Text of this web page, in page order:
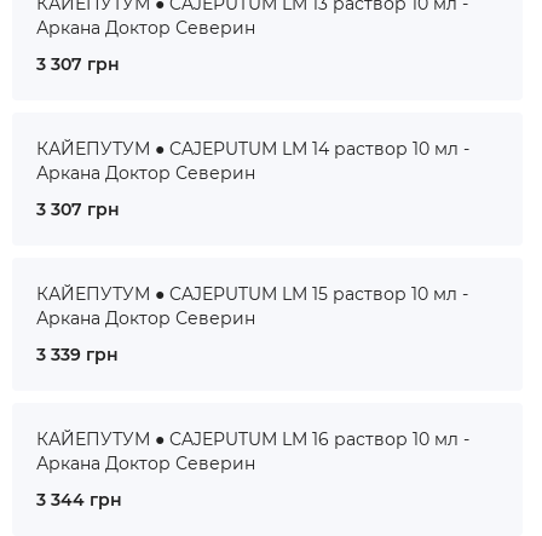
Аркана Доктор Северин
3 307 грн
КАЙЕПУТУМ ● CAJEPUTUM LM 14 раствор 10 мл -
Аркана Доктор Северин
3 307 грн
КАЙЕПУТУМ ● CAJEPUTUM LM 15 раствор 10 мл -
Аркана Доктор Северин
3 339 грн
КАЙЕПУТУМ ● CAJEPUTUM LM 16 раствор 10 мл -
Аркана Доктор Северин
3 344 грн